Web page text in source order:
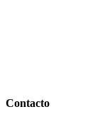
Contacto